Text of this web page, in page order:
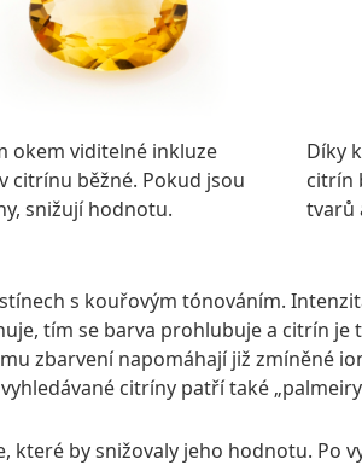
okem viditelné inkluze
citrínu běžné. Pokud jsou
snižují hodnotu.
Díky
citrín
tvarů
s kouřovým tónováním.
tím se barva prohlubuje a citrín
zbarvení napomáhají již zmíněné
citríny patří také
by snižovaly jeho hodnotu.